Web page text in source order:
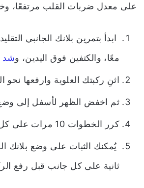
على معدل ضربات القلب مرتفعًا،
ابدأ بتمرين بلانك الجانبي
معًا، والكتفين فوق اليدين، وشد
اثنِ ركبتك العلوية وارفعها نحو
ثم اخفض الظهر لأسفل إلى وضع
كرر الخطوات 10 مرات على كل جانب.
ثانية على كل جانب قبل رفع